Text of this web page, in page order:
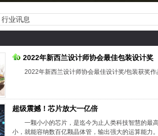
行业讯息
2022年新西兰设计师协会最佳包装设计奖
2022年新西兰设计师协会最佳设计奖/包装获奖作
超级震撼！芯片放大一亿倍
一颗小小的芯片，是迄今为止人类科技智慧的最
小，就能容纳数百亿颗晶体管，输出强大的运算能力